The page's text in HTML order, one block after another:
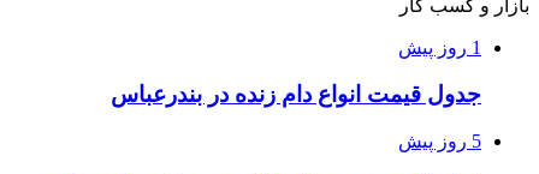
بازار و کسب کار
1 روز پیش
جدول قیمت انواع دام زنده در بندرعباس
5 روز پیش